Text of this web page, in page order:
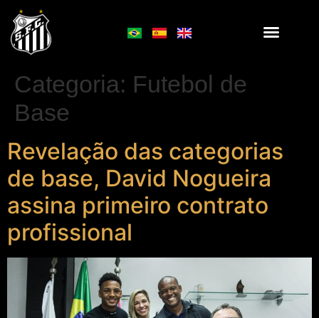
Categoria: Futebol de
Base
Revelação das categorias
de base, David Nogueira
assina primeiro contrato
profissional